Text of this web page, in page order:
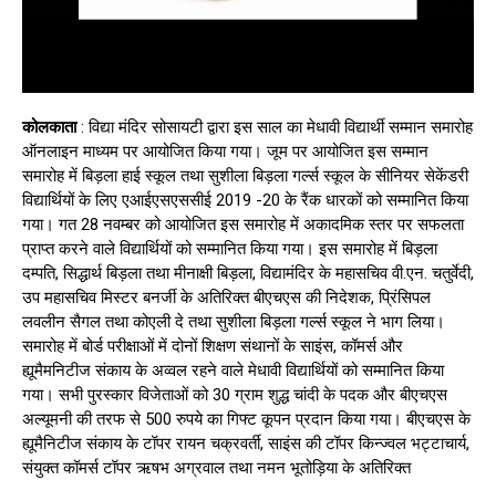
कोलकाता: विद्या मंदिर सोसायटी द्वारा इस साल का मेधावी विद्यार्थी सम्मान समारोह
ऑनलाइन माध्यम पर आयोजित किया गया। जूम पर आयोजित इस सम्मान
समारोह में बिड़ला हाई स्कूल तथा सुशीला बिड़ला गर्ल्स स्कूल के सीनियर सेकेंडरी
विद्यार्थियों के लिए एआईएसएससीई 2019 -20 के रैंक धारकों को सम्मानित किया
गया। गत 28 नवम्बर को आयोजित इस समारोह में अकादमिक स्तर पर सफलता
प्राप्त करने वाले विद्यार्थियों को सम्मानित किया गया। इस समारोह में बिड़ला
दम्पति, सिद्धार्थ बिड़ला तथा मीनाक्षी बिड़ला, विद्यामंदिर के महासचिव वी.एन. चतुर्वेदी,
उप महासचिव मिस्टर बनर्जी के अतिरिक्त बीएचएस की निदेशक, प्रिंसिपल
लवलीन सैगल तथा कोएली दे तथा सुशीला बिड़ला गर्ल्स स्कूल ने भाग लिया।
समारोह में बोर्ड परीक्षाओं में दोनों शिक्षण संथानों के साइंस, कॉमर्स और
ह्यूमैमनिटीज संकाय के अव्वल रहने वाले मेधावी विद्यार्थियों को सम्मानित किया
गया। सभी पुरस्कार विजेताओं को 30 ग्राम शुद्ध चांदी के पदक और बीएचएस
अल्यूमनी की तरफ से 500 रुपये का गिफ्ट कूपन प्रदान किया गया। बीएचएस के
ह्यूमैनिटीज संकाय के टॉपर रायन चक्रवर्ती, साइंस की टॉपर किन्ज्वल भट्टाचार्य,
संयुक्त कॉमर्स टॉपर ऋषभ अग्रवाल तथा नमन भूतोड़िया के अतिरिक्त